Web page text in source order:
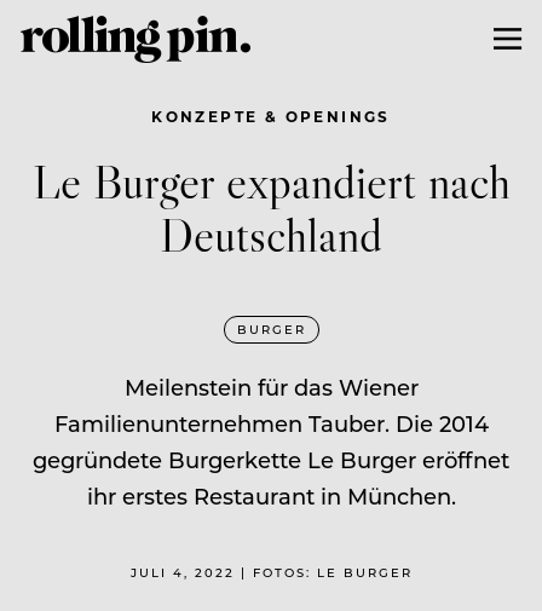
KONZEPTE & OPENINGS
Le Burger expandiert nach
Deutschland
BURGER
Meilenstein für das Wiener
Familienunternehmen Tauber. Die 2014
gegründete Burgerkette Le Burger eröffnet
ihr erstes Restaurant in München.
JULI 4, 2022 | FOTOS: LE BURGER